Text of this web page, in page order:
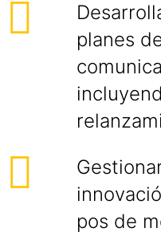
planes
pos de